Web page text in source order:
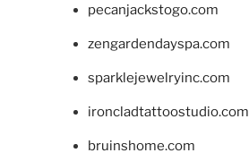
pecanjackstogo.com
zengardendayspa.com
sparklejewelryinc.com
ironcladtattoostudio.com
bruinshome.com